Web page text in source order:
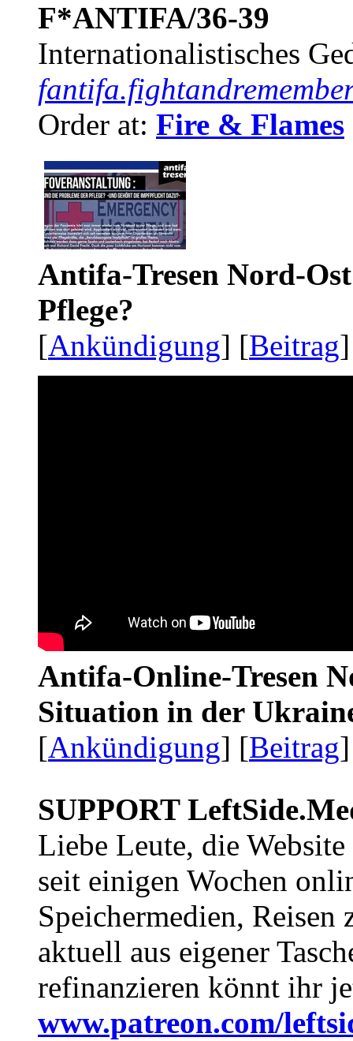
F*ANTIFA/36-39
Internationalistisches
Order at: Fire & Flames
Antifa-Tresen Nord-
Pflege?
[Ankündigung] [Beitrag
Antifa-Online-Tresen
Situation in der
[Ankündigung] [Beitrag
SUPPORT
Liebe Leute, die Website
seit einigen Wochen
Speichermedien, Reisen
aktuell aus eigener
refinanzieren könnt ihr
www.patreon.com/